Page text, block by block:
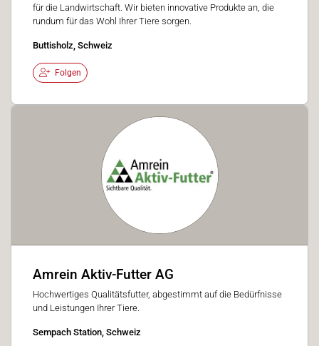
für die Landwirtschaft. Wir bieten innovative Produkte an, die
rundum für das Wohl Ihrer Tiere sorgen.
Buttisholz, Schweiz
Folgen
Amrein Aktiv-Futter AG
Hochwertiges Qualitätsfutter, abgestimmt auf die Bedürfnisse
und Leistungen Ihrer Tiere.
Sempach Station, Schweiz